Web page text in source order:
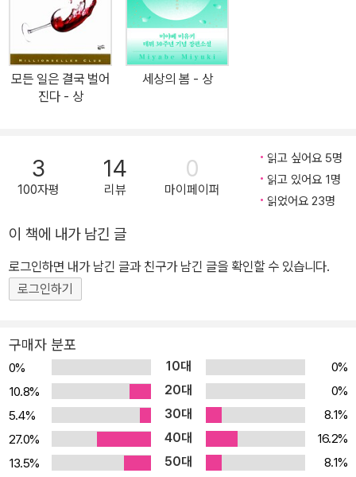
새로운 전범’ ‘고딕과 느와르의 완벽한 융합’이라며 격찬을 쏟아냈다.
협소한 공간 배경을 바탕으로 서스펜스를 느끼게 하는 소설이 현대의
고딕이라면, ‘벤트로드’를 벗어나지 않는 이 작품은 그 모범이라 할 것
이다. 낭자하는 선혈도, 흉기를 든 살인마도 없지만 아서의 집을 향해
같다’라는 예감, 그런 예감을 자아내는 분위기에서 비롯된다는 점을
예리하게 파악하고 있다. 아서 가족이 트럭을 몰고 고향으로 돌아오
는 첫 장면부터 음울한 분위기가 감돌고, 이 긴장감은 마지막 장을 덮
롯과 촘촘한 묘사 덕분이다. 귓가에 속삭이는 듯 차분하면서도 감정
이 배제된 차가운 서술이 얼마나 소름 끼치는 서스펜스를 자아낼 수
있는지 《벤트로드》는 완벽하게 보여준다. 에드거상의 안목이 얼마나
지, 이제 한국 독자가 직접 확인해볼 차례이다. 역사와 전통의 에드거
상 심사위원회가 사랑하는 작가 로리 로이의 2012년 에드거상 최우
수신인상 수상작! 미스터리 소설계의 오스카상이라 칭할 만큼 긴 역
사와 막강한 권위를 자랑하는 에드거상. 수많은 작가의 등용문 또는
도약의 발판이 돼왔지만, 중복 수상자가 거의 없을 만큼 보수적이고
엄격한 심사로 유명하다. 그래서 《벤트로드》로 2012년 에드거상 최
우수신인상을 수상한 로리 로이가 4년 뒤 《그의 걸음 안에서 죽다Le
모든 일은 결국 벌어
진다 - 상
세상의 봄 - 상
3
100자평
14
리뷰
0
마이페이퍼
읽고 싶어요 5명
읽고 있어요 1명
읽었어요 23명
이 책에 내가 남긴 글
로그인하면 내가 남긴 글과 친구가 남긴 글을 확인할 수 있습니다.
로그인하기
구매자 분포
0% 10대
0%
10.8%
20대
0%
5.4%
30대
8.1%
27.0%
40대
16.2%
13.5%
50대
8.1%